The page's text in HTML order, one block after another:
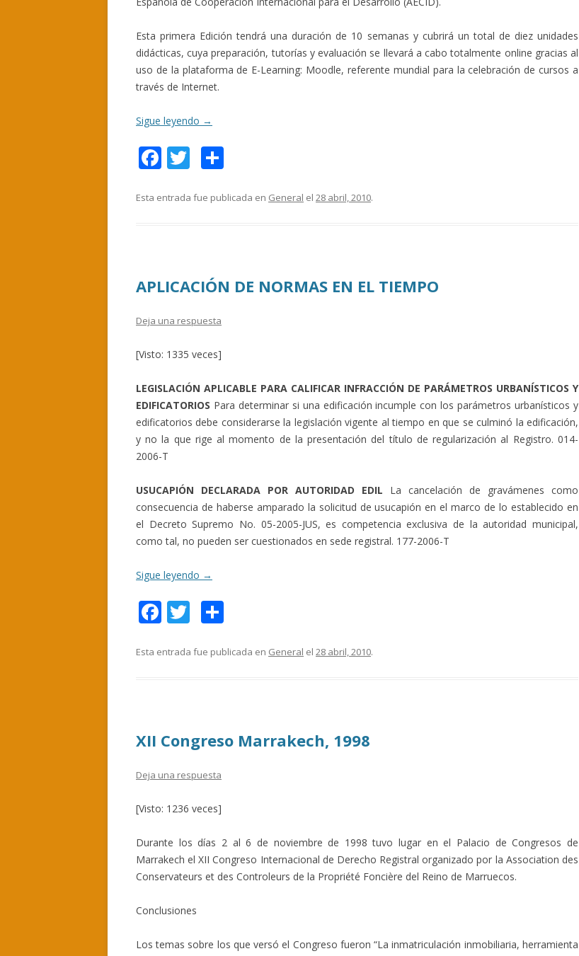
Esta primera Edición tendrá una duración de 10 semanas y cubrirá un total de diez unidades
didácticas, cuya preparación, tutorías y evaluación se llevará a cabo totalmente online gracias al
uso de la plataforma de E-Learning: Moodle, referente mundial para la celebración de cursos a
través de Internet.
Sigue leyendo →
F
e
k
T
itt m
r
Esta entrada fue publicada en General el 28 abril, 2010.
APLICACIÓN DE NORMAS EN EL TIEMPO
Deja una respuesta
[Visto: 1335 veces]
LEGISLACIÓN APLICABLE PARA CALIFICAR INFRACCIÓN DE PARÁMETROS URBANÍSTICOS Y
EDIFICATORIOS Para determinar si una edificación incumple con los parámetros urbanísticos y
edificatorios debe considerarse la legislación vigente al tiempo en que se culminó la edificación,
y no la que rige al momento de la presentación del título de regularización al Registro. 014-
2006-T
USUCAPIÓN DECLARADA POR AUTORIDAD EDIL La cancelación de gravámenes como
consecuencia de haberse amparado la solicitud de usucapión en el marco de lo establecido en
el Decreto Supremo No. 05-2005-JUS, es competencia exclusiva de la autoridad municipal,
como tal, no pueden ser cuestionados en sede registral. 177-2006-T
Sigue leyendo →
F
e
k
T
itt m
r
Esta entrada fue publicada en General el 28 abril, 2010.
XII Congreso Marrakech, 1998
Deja una respuesta
[Visto: 1236 veces]
Durante los días 2 al 6 de noviembre de 1998 tuvo lugar en el Palacio de Congresos de
Marrakech el XII Congreso Internacional de Derecho Registral organizado por la Association des
Conservateurs et des Controleurs de la Propriété Foncière del Reino de Marruecos.
Conclusiones
Los temas sobre los que versó el Congreso fueron “La inmatriculación inmobiliaria, herramienta